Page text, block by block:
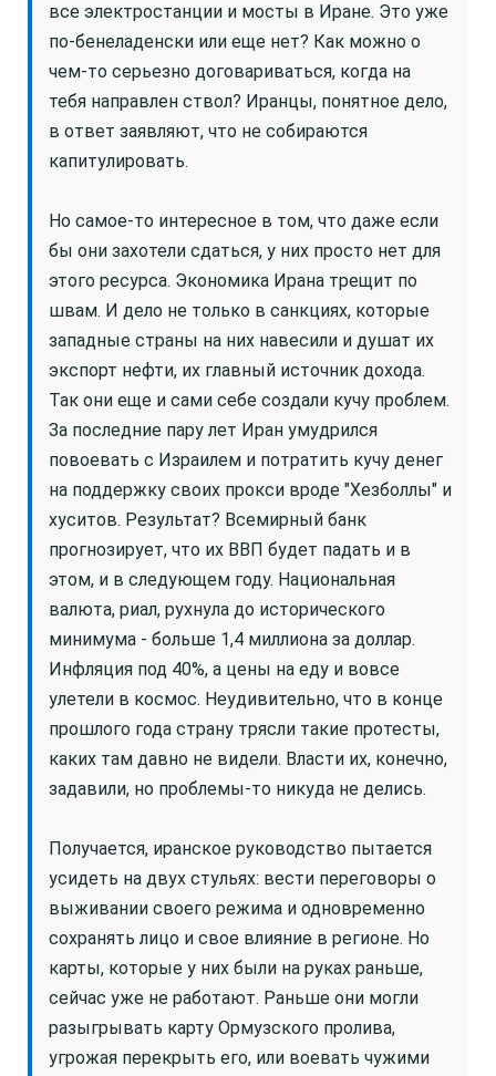
все электростанции и мосты в Иране. Это уже
по-бенеладенски или еще нет? Как можно о
чем-то серьезно договариваться, когда на
тебя направлен ствол? Иранцы, понятное дело,
в ответ заявляют, что не собираются
капитулировать.
Но самое-то интересное в том, что даже если
бы они захотели сдаться, у них просто нет для
этого ресурса. Экономика Ирана трещит по
швам. И дело не только в санкциях, которые
западные страны на них навесили и душат их
экспорт нефти, их главный источник дохода.
Так они еще и сами себе создали кучу проблем.
За последние пару лет Иран умудрился
повоевать с Израилем и потратить кучу денег
на поддержку своих прокси вроде "Хезболлы" и
хуситов. Результат? Всемирный банк
прогнозирует, что их ВВП будет падать и в
этом, и в следующем году. Национальная
валюта, риал, рухнула до исторического
минимума - больше 1,4 миллиона за доллар.
Инфляция под 40%, а цены на еду и вовсе
улетели в космос. Неудивительно, что в конце
прошлого года страну трясли такие протесты,
каких там давно не видели. Власти их, конечно,
задавили, но проблемы-то никуда не делись.
Получается, иранское руководство пытается
усидеть на двух стульях: вести переговоры о
выживании своего режима и одновременно
сохранять лицо и свое влияние в регионе. Но
карты, которые у них были на руках раньше,
сейчас уже не работают. Раньше они могли
разыгрывать карту Ормузского пролива,
угрожая перекрыть его, или воевать чужими